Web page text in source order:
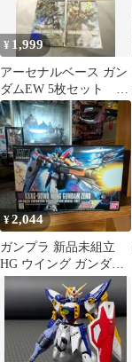
¥ 1,999
アーセナルベース ガン
ダムEW 5枚セット ウ
イング・ゼロ 他
¥2,044
ガンプラ 新品未組立
HG ウイング ガンダム
ゼロ プラモデル バンダ
イ